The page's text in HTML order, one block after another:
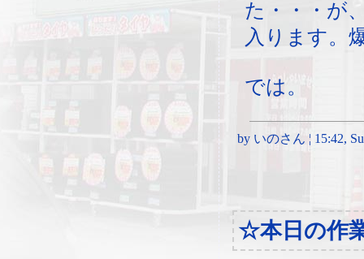
た・・・が
入ります。
では。
by いのさん ¦ 15:42,
☆本日の作